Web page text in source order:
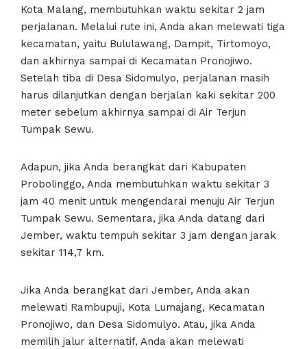
Kota Malang, membutuhkan waktu sekitar 2 jam
perjalanan. Melalui rute ini, Anda akan melewati tiga
kecamatan, yaitu Bululawang, Dampit, Tirtomoyo,
dan akhirnya sampai di Kecamatan Pronojiwo.
Setelah tiba di Desa Sidomulyo, perjalanan masih
harus dilanjutkan dengan berjalan kaki sekitar 200
meter sebelum akhirnya sampai di Air Terjun
Tumpak Sewu.
Adapun, jika Anda berangkat dari Kabupaten
Probolinggo, Anda membutuhkan waktu sekitar 3
jam 40 menit untuk mengendarai menuju Air Terjun
Tumpak Sewu. Sementara, jika Anda datang dari
Jember, waktu tempuh sekitar 3 jam dengan jarak
sekitar 114,7 km.
Jika Anda berangkat dari Jember, Anda akan
melewati Rambupuji, Kota Lumajang, Kecamatan
Pronojiwo, dan Desa Sidomulyo. Atau, jika Anda
memilih jalur alternatif, Anda akan melewati